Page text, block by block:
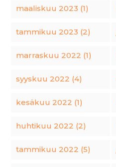
maaliskuu 2023 (1)
tammikuu 2023 (2)
marraskuu 2022 (1)
syyskuu 2022 (4)
kesäkuu 2022 (1)
huhtikuu 2022 (2)
tammikuu 2022 (5)